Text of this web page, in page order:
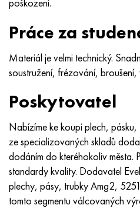
Práce za
Materiál je velmi technický.
soustružení, frézování, broušení,
Poskytovatel
Nabízíme ke koupi plech,
ze specializovaných skladů
dodáním do kteréhokoliv města.
standardy kvality. Dodavatel
plechy, pásy, trubky Amg2,
tomto segmentu válcovaných
MP159
Multimet n155
Nicrofer 5923 hMo
Nicrofer 6030
Nitronik 40
Nitronik 50
Nitronic 60
56DGNH
68NKhVKTYu
79NM, Magnifer 7904
80NM
80NMV-VI
80 NHS
81HMA
HN73MBTYu
XN70YU
HN75 MBTYu
XN75TBYu
XN77TYu
XN77TYUR
HN78Т
5B
TL5
V 6
TS-6
14 titan
SP -17
40 titan
1.4567 - AISI 304Cu
1,4570-aisi303Cu
1.4574 - Slitina PH 15-7 Mo®
1.4580 - AISI 316Cb
1,4597 - AISI 204Cu
Slitina 28 - 1,4563
Slitina 31 - 1,4562
15X16H2AM
18X11MNFB
18X12VMBFR
20X12VNMF
20H3MMF
21NKMT
37X12N8G8MFB
30X, AISI 5130, 30h
30hgs, 30hgs
30hgsa, 30hgsa
30hgsn2a, 30hgsna
30xn2ma, 30CrNiMo8
30хн3а, 31nicr14
34khn3ma, 36NiCrMo16,